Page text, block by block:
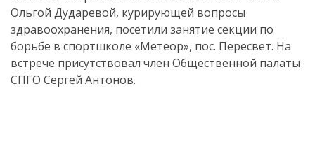
Ольгой Дударевой, курирующей вопросы
здравоохранения, посетили занятие секции по
борьбе в спортшколе «Метеор», пос. Пересвет. На
встрече присутствовал член Общественной палаты
СПГО Сергей Антонов.